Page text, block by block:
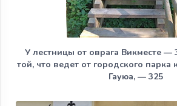
У лестницы от оврага Викместе —
той, что ведет от городского парка
Гауюа, — 325